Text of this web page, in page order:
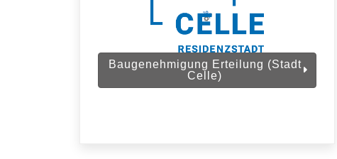
Baugenehmigung Erteilung (Stadt
Celle)